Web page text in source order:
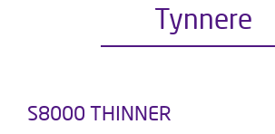
Tynnere
S8000 THINNER